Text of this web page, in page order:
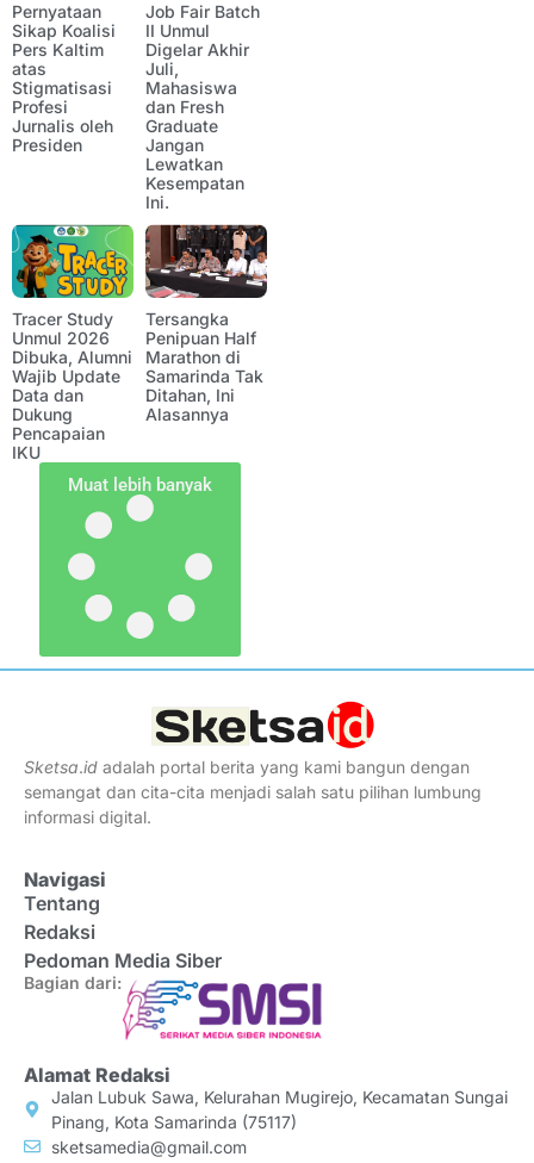
Pernyataan
Sikap Koalisi
Pers Kaltim
atas
Stigmatisasi
Profesi
Jurnalis oleh
Presiden
Job Fair Batch
II Unmul
Digelar Akhir
Juli,
Mahasiswa
dan Fresh
Graduate
Jangan
Lewatkan
Kesempatan
Ini.
Tracer Study
Unmul 2026
Dibuka, Alumni
Wajib Update
Data dan
Dukung
Pencapaian
IKU
Tersangka
Penipuan Half
Marathon di
Samarinda Tak
Ditahan, Ini
Alasannya
Muat lebih banyak
Sketsa.id adalah portal berita yang kami bangun dengan
semangat dan cita-cita menjadi salah satu pilihan lumbung
informasi digital.
Navigasi
Tentang
Redaksi
Pedoman Media Siber
Bagian dari:
Alamat Redaksi
Jalan Lubuk Sawa, Kelurahan Mugirejo, Kecamatan Sungai
Pinang, Kota Samarinda (75117)
sketsamedia@gmail.com